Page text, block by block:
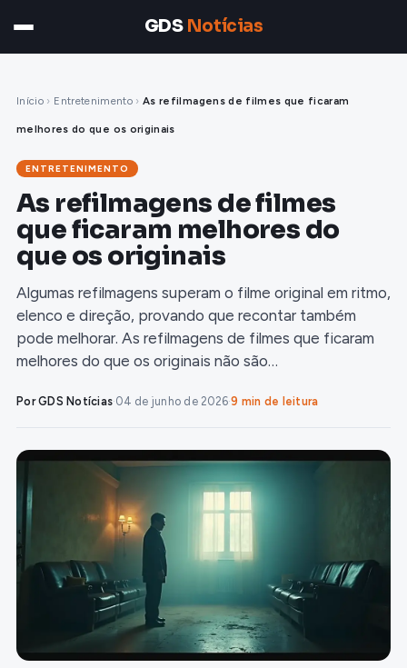
GDS Notícias
Início › Entretenimento › As refilmagens de filmes que ficaram
melhores do que os originais
ENTRETENIMENTO
As refilmagens de filmes
que ficaram melhores do
que os originais
Algumas refilmagens superam o filme original em ritmo,
elenco e direção, provando que recontar também
pode melhorar. As refilmagens de filmes que ficaram
melhores do que os originais não são…
Por GDS Notícias·04 de junho de 2026·9 min de leitura